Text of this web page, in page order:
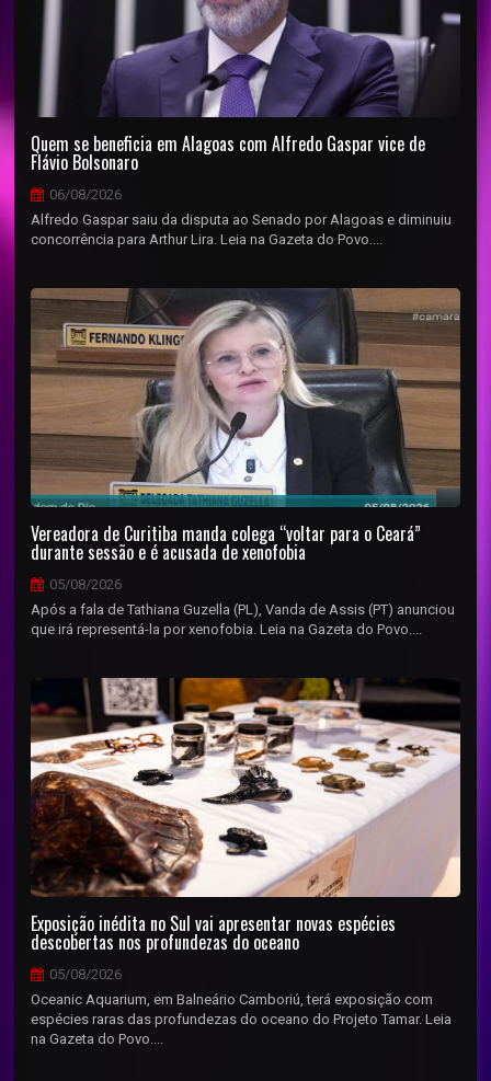
Quem se beneficia em Alagoas com Alfredo Gaspar vice de
Flávio Bolsonaro
06/08/2026
Alfredo Gaspar saiu da disputa ao Senado por Alagoas e diminuiu
concorrência para Arthur Lira. Leia na Gazeta do Povo....
Vereadora de Curitiba manda colega “voltar para o Ceará”
durante sessão e é acusada de xenofobia
05/08/2026
Após a fala de Tathiana Guzella (PL), Vanda de Assis (PT) anunciou
que irá representá-la por xenofobia. Leia na Gazeta do Povo....
Exposição inédita no Sul vai apresentar novas espécies
descobertas nos profundezas do oceano
05/08/2026
Oceanic Aquarium, em Balneário Camboriú, terá exposição com
espécies raras das profundezas do oceano do Projeto Tamar. Leia
na Gazeta do Povo....